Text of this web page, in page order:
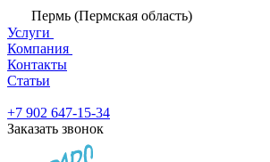
Пермь (Пермская область)
Услуги
Компания
Контакты
Статьи
+7 902 647-15-34
Заказать звонок